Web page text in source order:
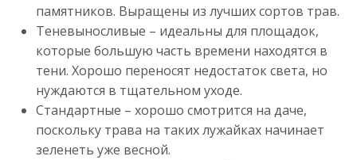
памятников. Выращены из лучших сортов трав.
Теневыносливые – идеальны для площадок,
которые большую часть времени находятся в
тени. Хорошо переносят недостаток света, но
нуждаются в тщательном уходе.
Стандартные – хорошо смотрится на даче,
поскольку трава на таких лужайках начинает
зеленеть уже весной.